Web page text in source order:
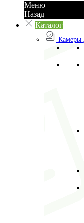
Меню
Назад
Каталог
Камеры